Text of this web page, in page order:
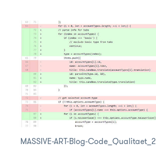
MASSIVE-ART-Blog-Code_Qualitaet_2